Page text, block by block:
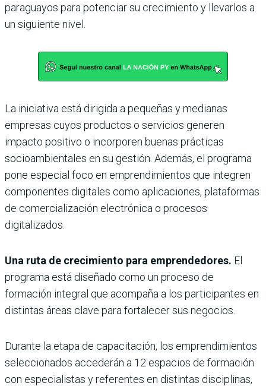
paraguayos para potenciar su crecimiento y llevarlos a
un siguiente nivel.
La iniciativa está dirigida a pequeñas y medianas
empresas cuyos productos o servicios generen
impacto positivo o incorporen buenas prácticas
socioambientales en su gestión. Además, el programa
pone especial foco en emprendimientos que integren
componentes digitales como aplicaciones, plataformas
de comercialización electrónica o procesos
digitalizados.
Una ruta de crecimiento para emprendedores. El
programa está diseñado como un proceso de
formación integral que acompaña a los participantes en
distintas áreas clave para fortalecer sus negocios.
Durante la etapa de capacitación, los emprendimientos
seleccionados accederán a 12 espacios de formación
con especialistas y referentes en distintas disciplinas,